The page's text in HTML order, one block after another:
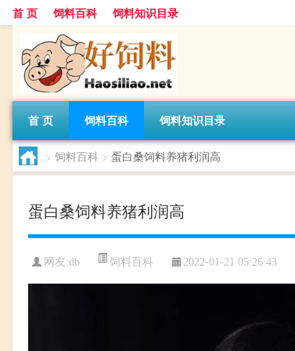
首 页 饲料百科 饲料知识目录
首 页 饲料百科 饲料知识目录
> 饲料百科 > 蛋白桑饲料养猪利润高
蛋白桑饲料养猪利润高
网友:db 饲料百科 2022-01-21 05:26:43